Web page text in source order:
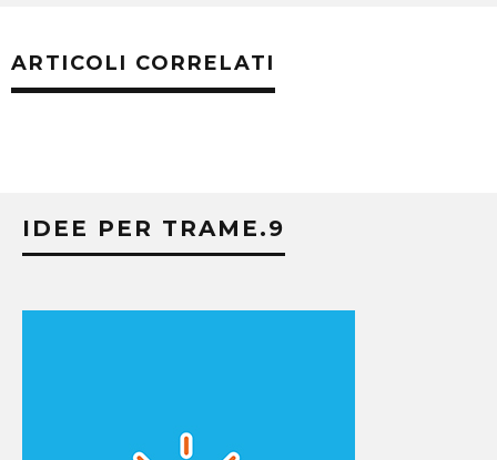
ARTICOLI CORRELATI
IDEE PER TRAME.9